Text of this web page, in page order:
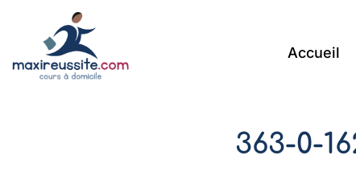
Accueil
363-0-